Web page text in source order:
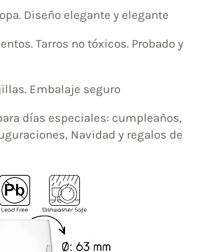
Diseño elegante y elegante
Tarros no tóxicos. Probado y
Embalaje seguro
días especiales: cumpleaños,
Navidad y regalos de